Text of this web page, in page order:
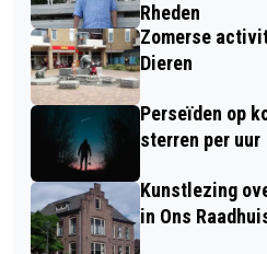
Rheden
Zomerse
Dieren
Perseïden op
sterren per uur
Kunstlezing
in Ons